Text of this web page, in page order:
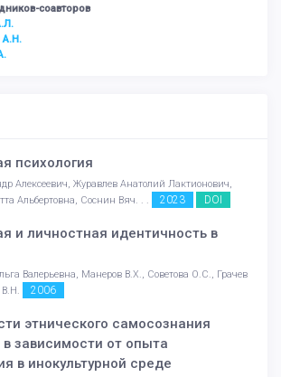
соавторов
А.Н.
психология
Алексеевич, Журавлев Анатолий Лактионович,
Альбертовна, Соснин Вяч. . .
2023 DOI
и личностная идентичность в
Валерьевна, Манеров В.Х., Советова О.С., Грачев
2006
этнического самосознания
зависимости от опыта
в инокультурной среде